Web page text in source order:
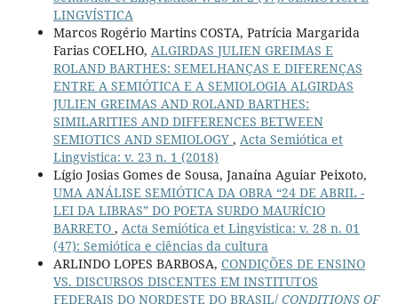
LINGVÍSTICA
Marcos Rogério Martins COSTA, Patrícia Margarida
Farias COELHO, ALGIRDAS JULIEN GREIMAS E
ROLAND BARTHES: SEMELHANÇAS E DIFERENÇAS
ENTRE A SEMIÓTICA E A SEMIOLOGIA ALGIRDAS
JULIEN GREIMAS AND ROLAND BARTHES:
SIMILARITIES AND DIFFERENCES BETWEEN
SEMIOTICS AND SEMIOLOGY , Acta Semiótica et
Lingvistica: v. 23 n. 1 (2018)
Lígio Josias Gomes de Sousa, Janaína Aguiar Peixoto,
UMA ANÁLISE SEMIÓTICA DA OBRA “24 DE ABRIL -
LEI DA LIBRAS” DO POETA SURDO MAURÍCIO
BARRETO , Acta Semiótica et Lingvistica: v. 28 n. 01
(47): Semiótica e ciências da cultura
ARLINDO LOPES BARBOSA, CONDIÇÕES DE ENSINO
VS. DISCURSOS DISCENTES EM INSTITUTOS
FEDERAIS DO NORDESTE DO BRASIL/CONDITIONS OF